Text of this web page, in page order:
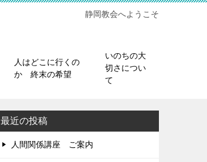
静岡教会へようこそ
人はどこに行くの
か 終末の希望
いのちの大
切さについ
て
最近の投稿
人間関係講座 ご案内